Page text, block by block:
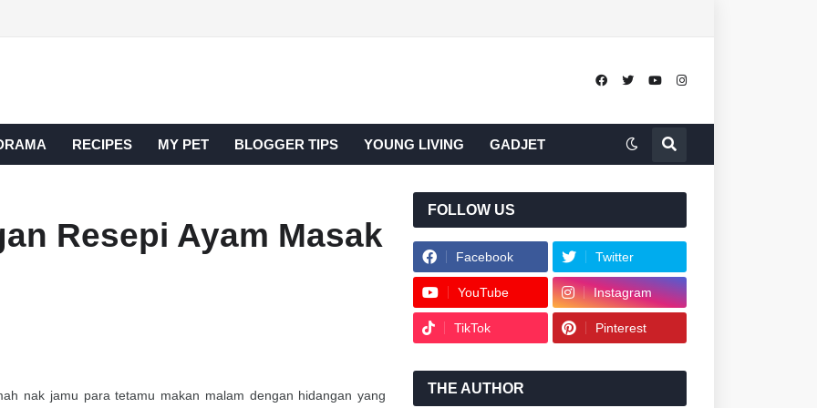
RECIPES MY PET BLOGGER TIPS YOUNG LIVING GADJET
Resepi Ayam Masak
nak jamu para tetamu makan malam dengan hidangan yang
FOLLOW US
Facebook Twitter
YouTube Instagram
TikTok Pinterest
THE AUTHOR